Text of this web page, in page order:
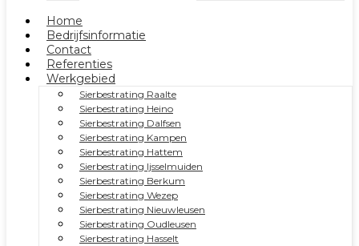
Home
Bedrijfsinformatie
Contact
Referenties
Werkgebied
Sierbestrating Raalte
Sierbestrating Heino
Sierbestrating Dalfsen
Sierbestrating Kampen
Sierbestrating Hattem
Sierbestrating Ijsselmuiden
Sierbestrating Berkum
Sierbestrating Wezep
Sierbestrating Nieuwleusen
Sierbestrating Oudleusen
Sierbestrating Hasselt